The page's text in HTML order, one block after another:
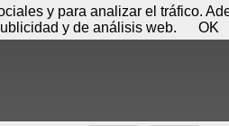
Viernes 07 de agosto - 18:48 Registrar
y para analizar el tráfico.
y de análisis web.
OK